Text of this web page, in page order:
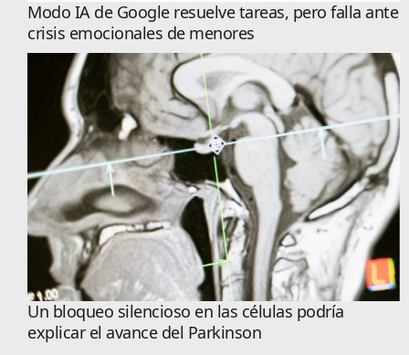
Modo IA de Google resuelve tareas, pero falla ante
crisis emocionales de menores
Un bloqueo silencioso en las células podría
explicar el avance del Parkinson